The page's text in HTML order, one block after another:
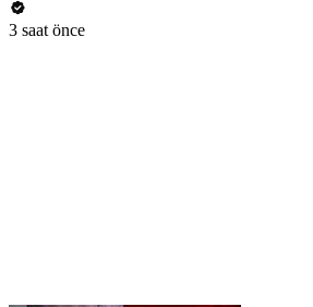
3 saat önce